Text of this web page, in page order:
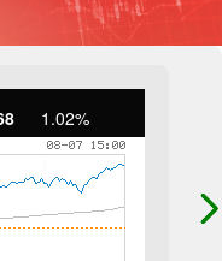
1.02%